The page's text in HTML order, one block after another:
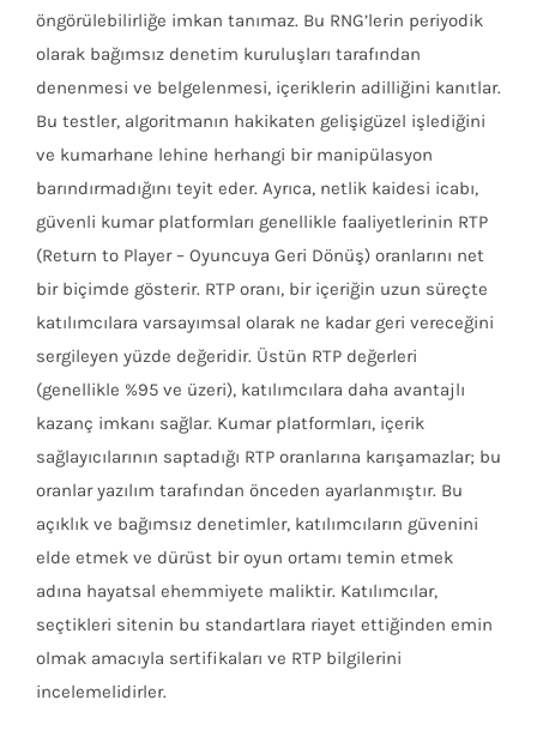
öngörülebilirliğe imkan tanımaz. Bu RNG’lerin periyodik
olarak bağımsız denetim kuruluşları tarafından
denenmesi ve belgelenmesi, içeriklerin adilliğini kanıtlar.
Bu testler, algoritmanın hakikaten gelişigüzel işlediğini
ve kumarhane lehine herhangi bir manipülasyon
barındırmadığını teyit eder. Ayrıca, netlik kaidesi icabı,
güvenli kumar platformları genellikle faaliyetlerinin RTP
(Return to Player – Oyuncuya Geri Dönüş) oranlarını net
bir biçimde gösterir. RTP oranı, bir içeriğin uzun süreçte
katılımcılara varsayımsal olarak ne kadar geri vereceğini
sergileyen yüzde değeridir. Üstün RTP değerleri
(genellikle %95 ve üzeri), katılımcılara daha avantajlı
kazanç imkanı sağlar. Kumar platformları, içerik
sağlayıcılarının saptadığı RTP oranlarına karışamazlar; bu
oranlar yazılım tarafından önceden ayarlanmıştır. Bu
açıklık ve bağımsız denetimler, katılımcıların güvenini
elde etmek ve dürüst bir oyun ortamı temin etmek
adına hayatsal ehemmiyete maliktir. Katılımcılar,
seçtikleri sitenin bu standartlara riayet ettiğinden emin
olmak amacıyla sertifikaları ve RTP bilgilerini
incelemelidirler.